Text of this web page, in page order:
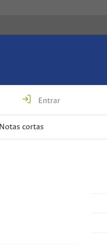
Entrar
Notas cortas